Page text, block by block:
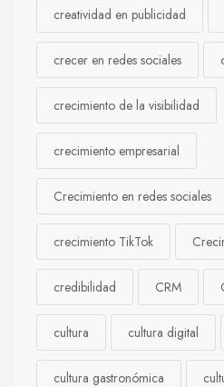
creatividad en publicidad
crecer en redes sociales
crecimiento de la visibilidad
crecimiento empresarial
Crecimiento en redes sociales
crecimiento TikTok
credibilidad CRM
cultura cultura digital
cultura gastronómica